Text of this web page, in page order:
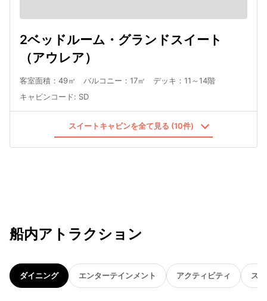
2ベッドルーム・グランドスイート
（アウレア）
客室面積：49㎡ バルコニー：17㎡ デッキ：11～14階
キャビンコード: SD
スイートキャビンを全て見る (10件)
船内アトラクション
ダイニング エンターテインメント アクティビティ ス